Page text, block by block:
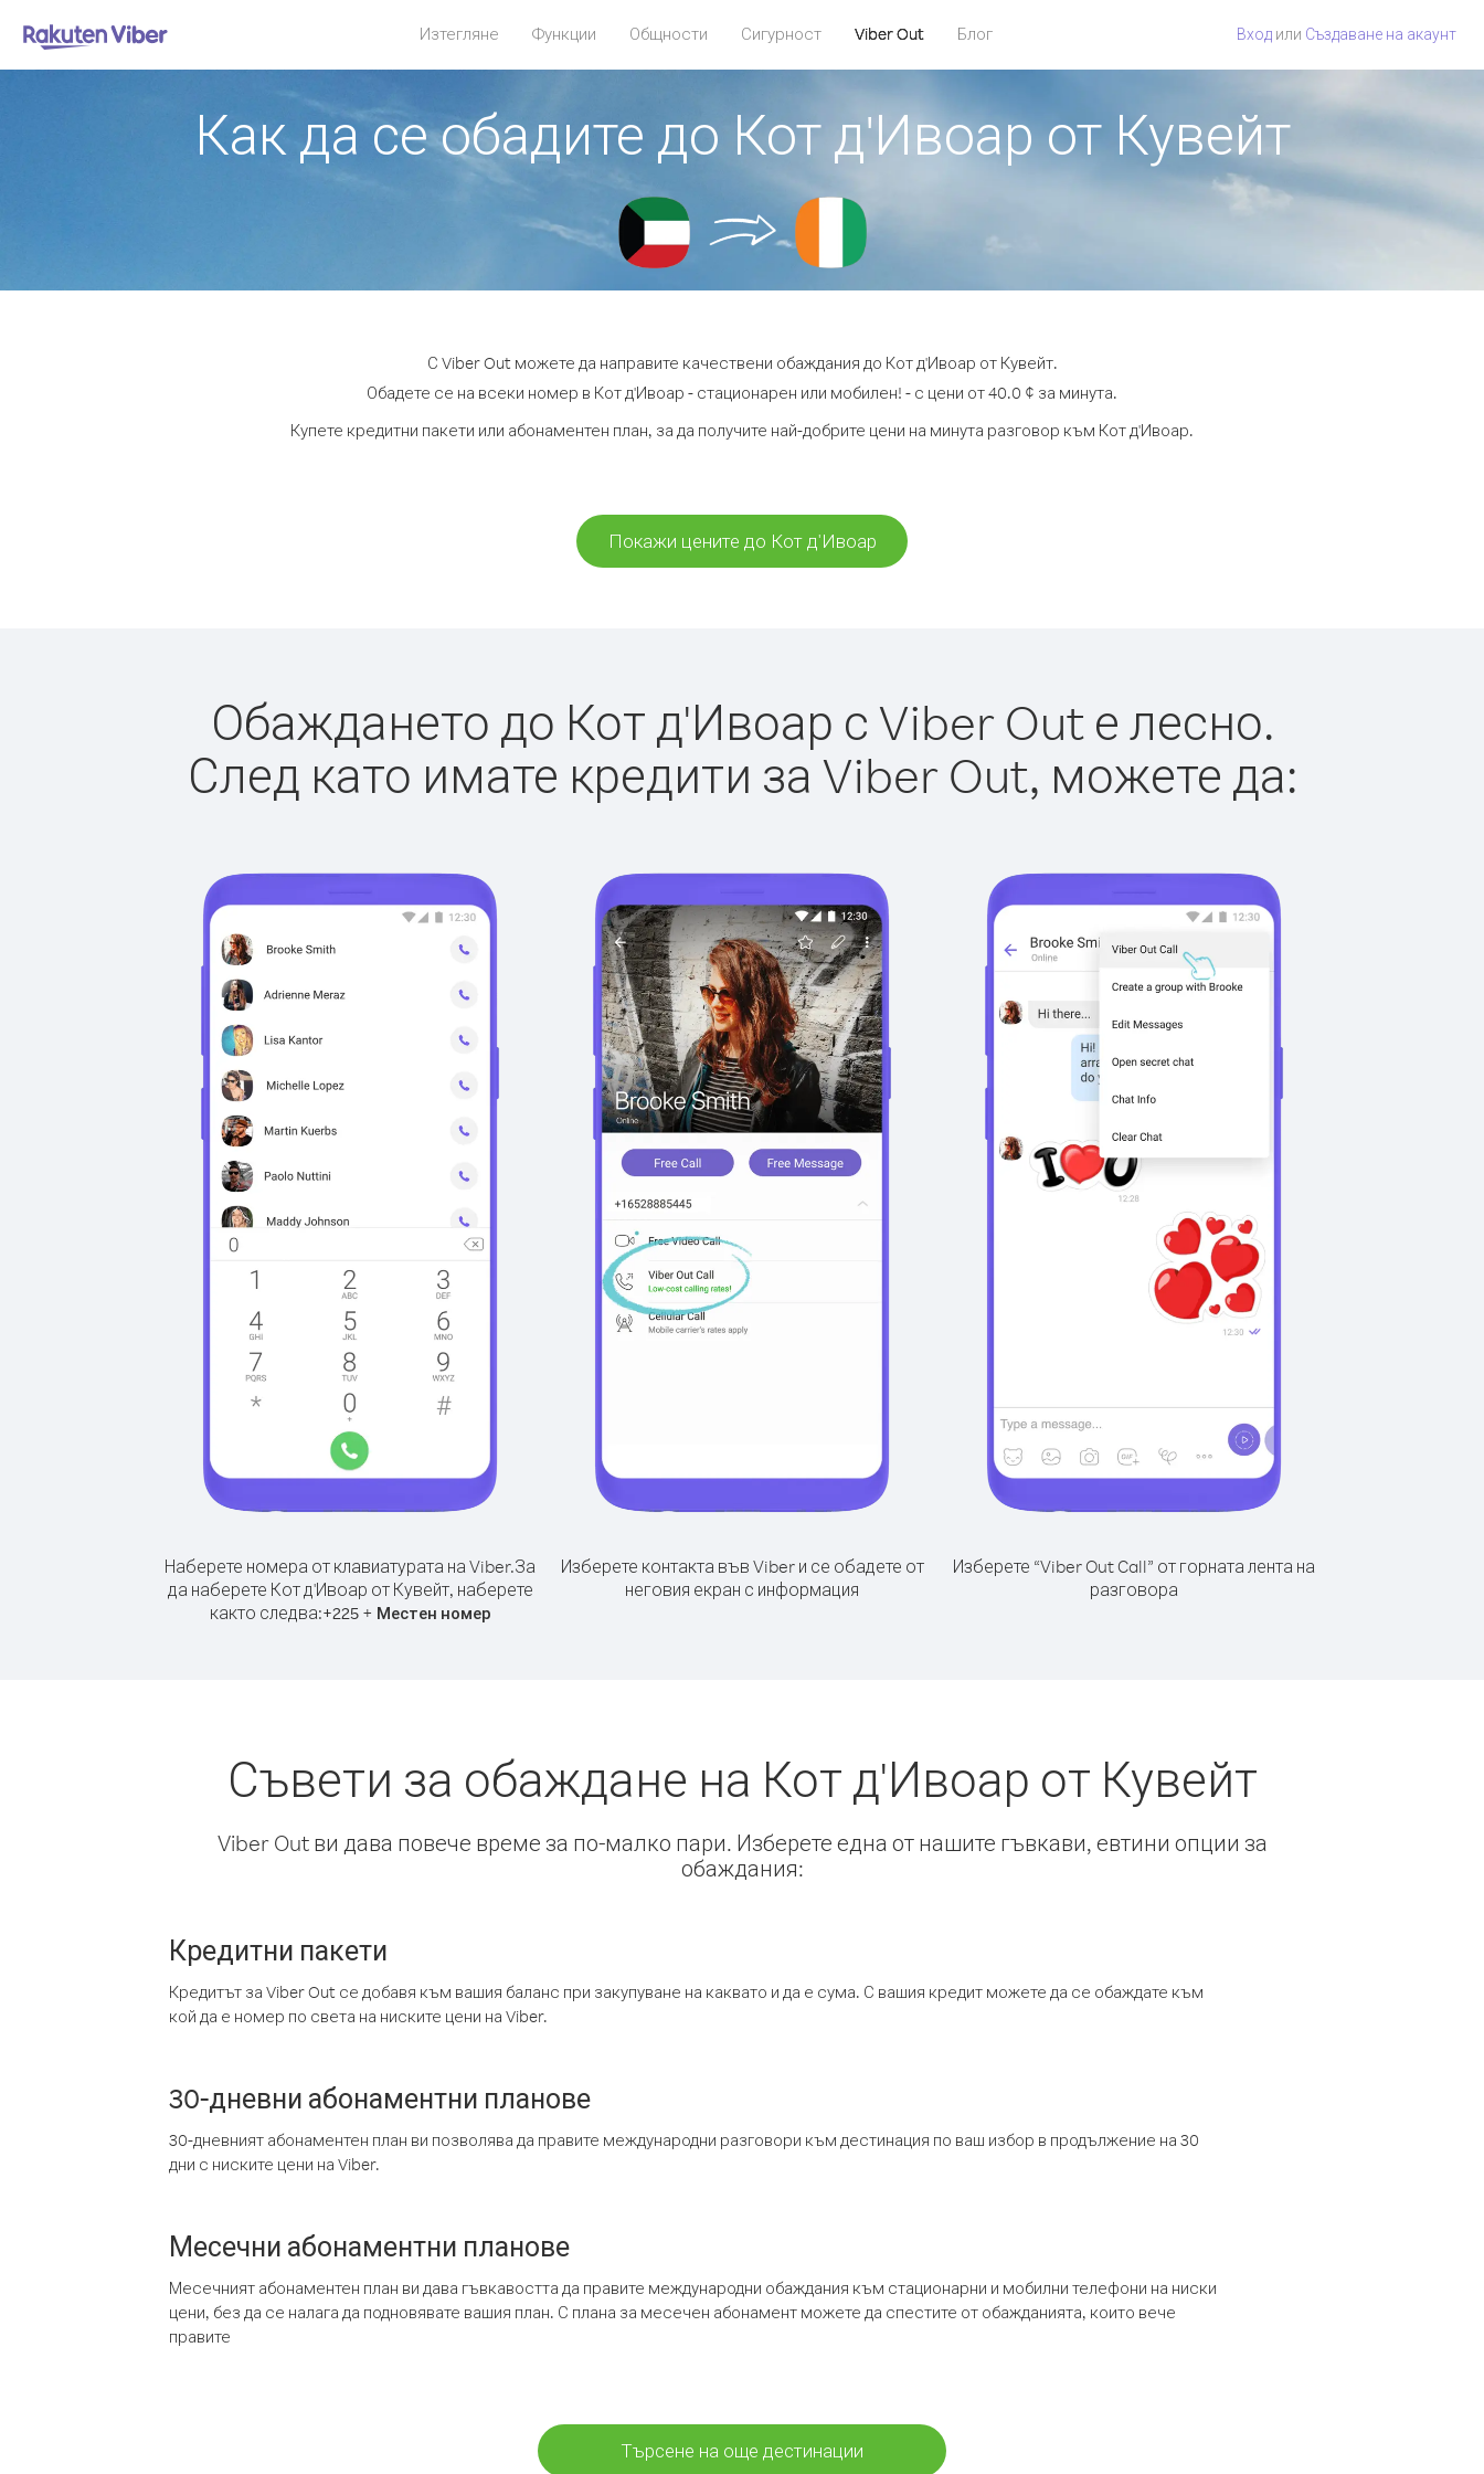
Изтегляне Функции Общности Сигурност Viber Out Блог Вход или Създаване на акаунт
Как да се обадите до Кот д'Ивоар от Кувейт
С Viber Out можете да направите качествени обаждания до Кот д'Ивоар от Кувейт.
Обадете се на всеки номер в Кот д'Ивоар - стационарен или мобилен! - с цени от 40.0 ¢ за минута.
Купете кредитни пакети или абонаментен план, за да получите най-добрите цени на минута разговор към Кот д'Ивоар.
Покажи цените до Кот д'Ивоар
Обаждането до Кот д'Ивоар с Viber Out е лесно.
След като имате кредити за Viber Out, можете да:
Наберете номера от клавиатурата на Viber.За
да наберете Кот д'Ивоар от Кувейт, наберете
както следва:+225+ Местен номер
Изберете контакта във Viber и се обадете от
неговия екран с информация
Изберете “Viber Out Call” от горната лента на
разговора
Съвети за обаждане на Кот д'Ивоар от Кувейт
Viber Out ви дава повече време за по-малко пари. Изберете една от нашите гъвкави, евтини опции за
обаждания:
Кредитни пакети
Кредитът за Viber Out се добавя към вашия баланс при закупуване на каквато и да е сума. С вашия кредит можете да се обаждате към
кой да е номер по света на ниските цени на Viber.
30-дневни абонаментни планове
30-дневният абонаментен план ви позволява да правите международни разговори към дестинация по ваш избор в продължение на 30
дни с ниските цени на Viber.
Месечни абонаментни планове
Месечният абонаментен план ви дава гъвкавостта да правите международни обаждания към стационарни и мобилни телефони на ниски
цени, без да се налага да подновявате вашия план. С плана за месечен абонамент можете да спестите от обажданията, които вече
правите
Търсене на още дестинации